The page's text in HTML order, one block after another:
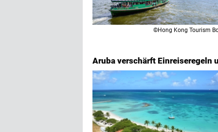
©Hong Kong Tourism
Aruba verschärft Einreiseregeln